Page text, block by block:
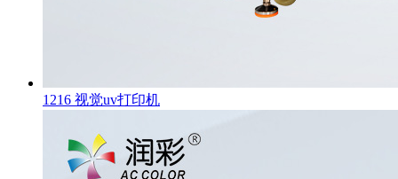
1216 视觉uv打印机